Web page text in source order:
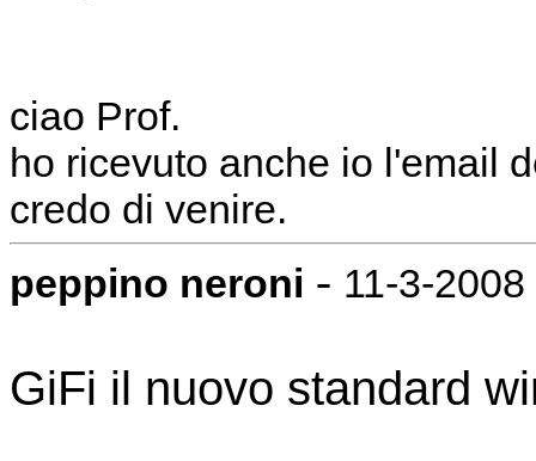
ciao Prof.
ho ricevuto anche io l'email
credo di venire.
peppino neroni - 11-3-
GiFi il nuovo standard